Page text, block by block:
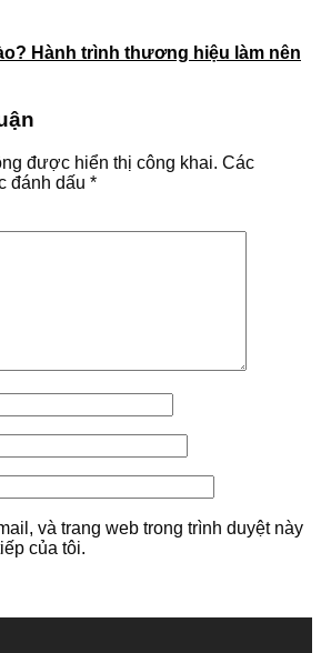
Hành trình thương hiệu làm nên
được hiển thị công khai. Các
đánh dấu *
và trang web trong trình duyệt này
của tôi.